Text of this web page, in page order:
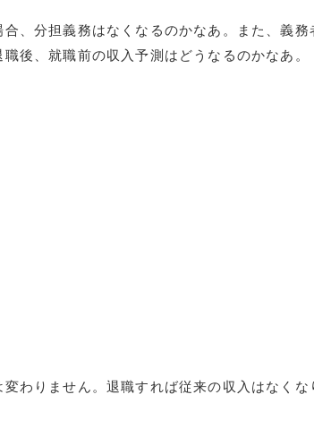
、分担義務はなくなるのかなあ。また、義務
後、就職前の収入予測はどうなるのかなあ。
わりません。退職すれば従来の収入はなくな